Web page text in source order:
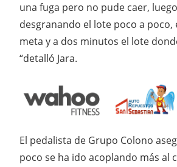
una fuga pero no pude caer,
desgranando el lote poco a poco,
meta y a dos minutos el lote
“detalló Jara.
El pedalista de Grupo Colono
poco se ha ido acoplando más al